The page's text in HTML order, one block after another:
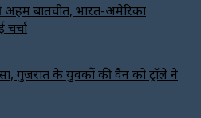
बातचीत, भारत-अमेरिका
गुजरात के युवकों की वैन को ट्रॉले ने